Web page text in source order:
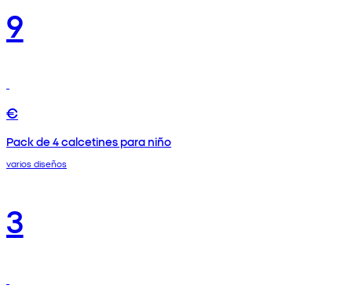
9
€
Pack de 4 calcetines para niño
varios diseños
3